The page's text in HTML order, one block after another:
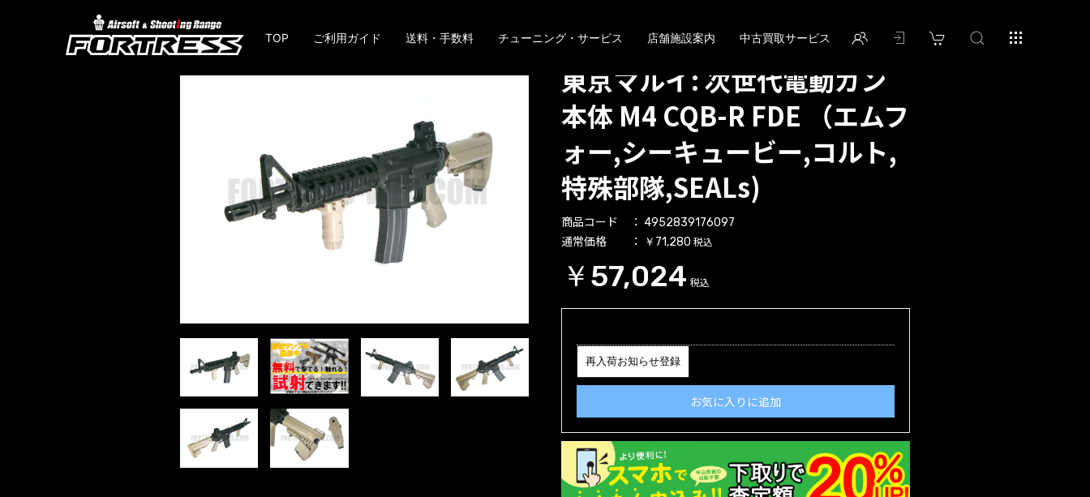
TOP ご利用ガイド 送料・手数料 チューニング・サービス 店舗施設案内 中古買取サービス
東京マルイ: 次世代電動ガン
本体 M4 CQB-R FDE （エムフ
ォー,シーキュービー,コルト,
特殊部隊,SEALs)
商品コード 4952839176097
通常価格 ￥71,280 税込
￥57,024 税込
再入荷お知らせ登録
お気に入りに追加